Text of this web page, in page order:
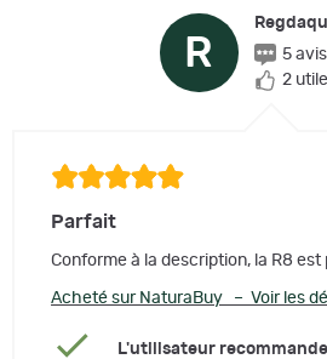
R
5
2
Parfait
Conforme à la description, la R8 est
Acheté sur NaturaBuy – Voir les
L'utilisateur